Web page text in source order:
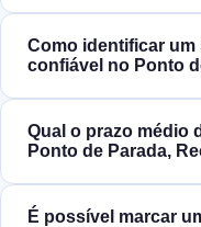
Como identificar
confiável no Ponto
Qual o prazo médio
Ponto de Parada,
É possível marcar